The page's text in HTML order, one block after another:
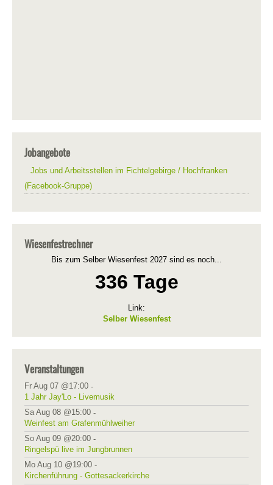
Jobangebote
Jobs und Arbeitsstellen im Fichtelgebirge / Hochfranken
(Facebook-Gruppe)
Wiesenfestrechner
Bis zum Selber Wiesenfest 2027 sind es noch...
336 Tage
Link:
Selber Wiesenfest
Veranstaltungen
Fr Aug 07 @17:00 -
1 Jahr Jay'Lo - Livemusik
Sa Aug 08 @15:00 -
Weinfest am Grafenmühlweiher
So Aug 09 @20:00 -
Ringelspü live im Jungbrunnen
Mo Aug 10 @19:00 -
Kirchenführung - Gottesackerkirche